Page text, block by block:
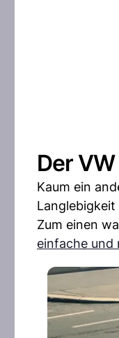
Der
Kaum ein
Zum einen
einfache und